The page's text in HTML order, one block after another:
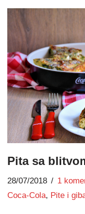
Pita sa
28/07/2018
1
Coca-Cola, Pite i